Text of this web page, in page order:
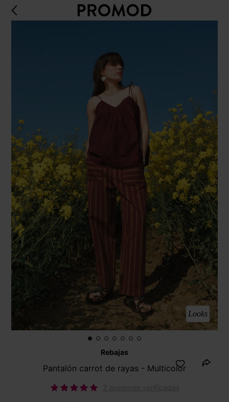
Looks
Rebajas
Pantalón carrot de rayas - Multicolor